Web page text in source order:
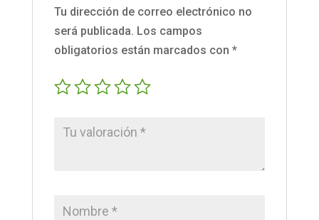
Tu dirección de correo electrónico no
será publicada. Los campos
obligatorios están marcados con *